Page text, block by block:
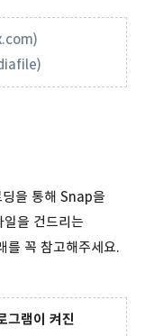
을 통해 Snap을
을 건드리는
를 꼭 참고해주세요.
램이 켜진